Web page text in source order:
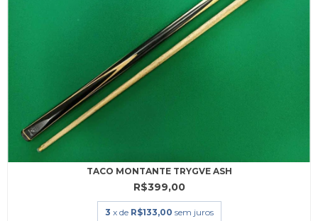
TACO MONTANTE TRYGVE ASH
R$399,00
3 x de R$133,00 sem juros